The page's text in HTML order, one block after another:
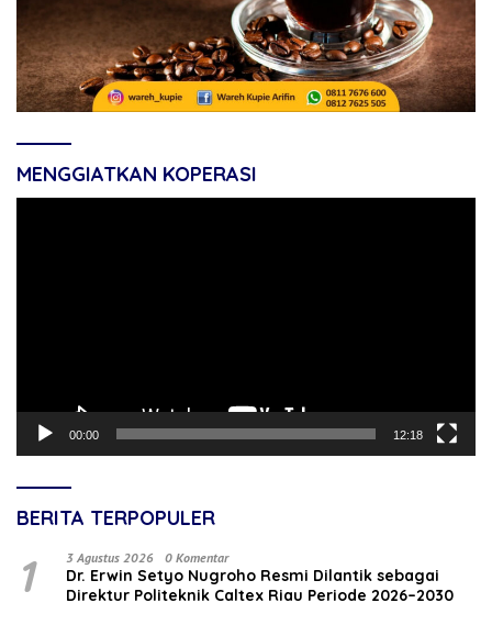
MENGGIATKAN KOPERASI
00:00 12:18
BERITA TERPOPULER
1 3 Agustus 2026 0 Komentar
‎Dr. Erwin Setyo Nugroho Resmi Dilantik sebagai
Direktur Politeknik Caltex Riau Periode 2026–2030